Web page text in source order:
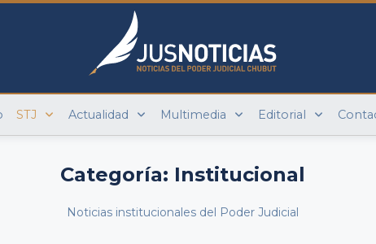
STJ Actualidad Multimedia Editorial
Categoría: Institucional
Noticias institucionales del Poder Judicial